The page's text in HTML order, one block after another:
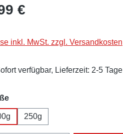
Preis:
€
inkl. MwSt. zzgl. Versandkosten
verfügbar, Lieferzeit: 2-5 Tage
auswählen
250g